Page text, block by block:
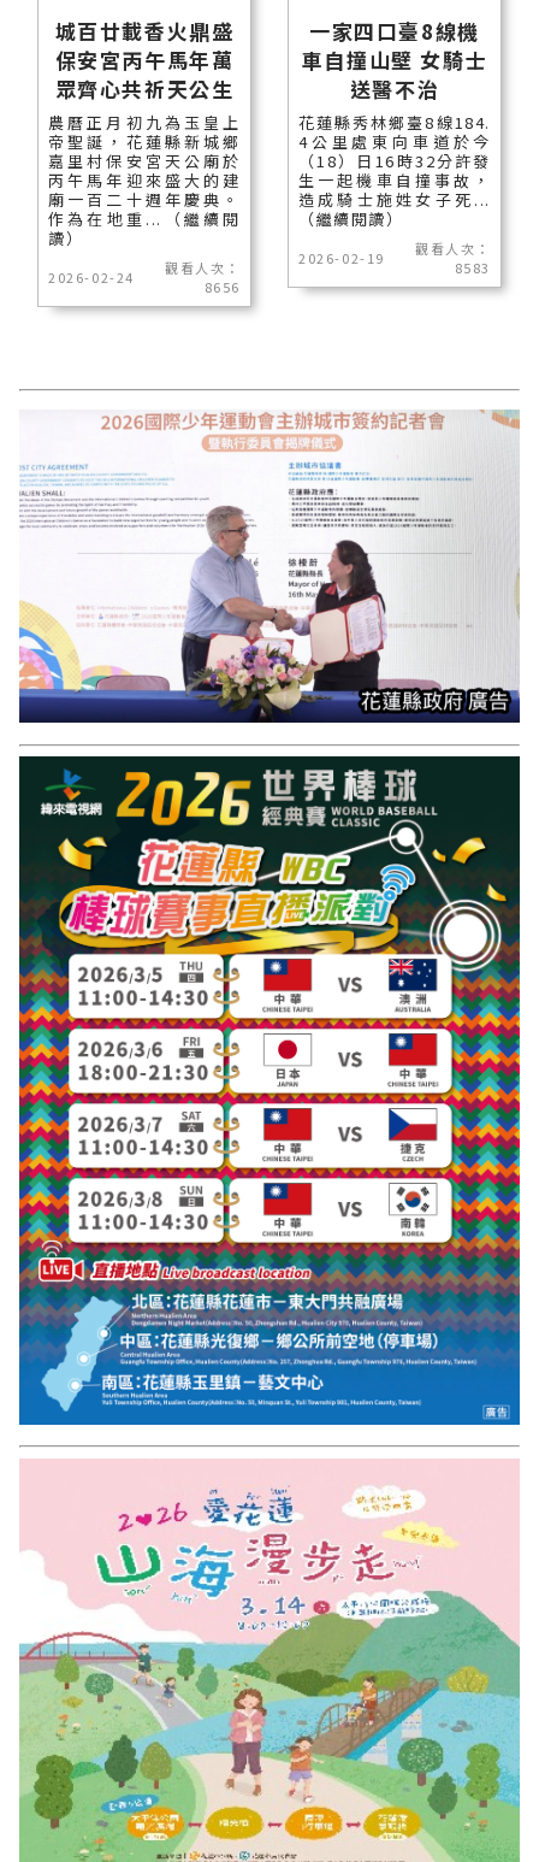
城百廿載香火鼎盛
保安宮丙午馬年萬
眾齊心共祈天公生
農曆正月初九為玉皇上
帝聖誕，花蓮縣新城鄉
嘉里村保安宮天公廟於
丙午馬年迎來盛大的建
廟一百二十週年慶典。
作為在地重...（繼續閱
讀）
2026-02-24
觀看人次：
8656
一家四口臺8線機
車自撞山壁 女騎士
送醫不治
花蓮縣秀林鄉臺8線184.
4公里處東向車道於今
（18）日16時32分許發
生一起機車自撞事故，
造成騎士施姓女子死...
（繼續閱讀）
2026-02-19
觀看人次：
8583